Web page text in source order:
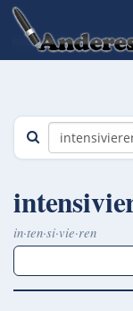
in·ten·si·vie·ren